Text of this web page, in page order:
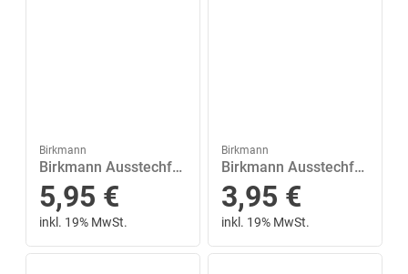
Birkmann
Birkmann Ausstechform »Pfote 6 cm«, Edelstahl
5,95 €
inkl. 19% MwSt.
Birkmann
Birkmann Ausstechform »Santa Claus 8.5 cm«, Edelstahl
3,95 €
inkl. 19% MwSt.